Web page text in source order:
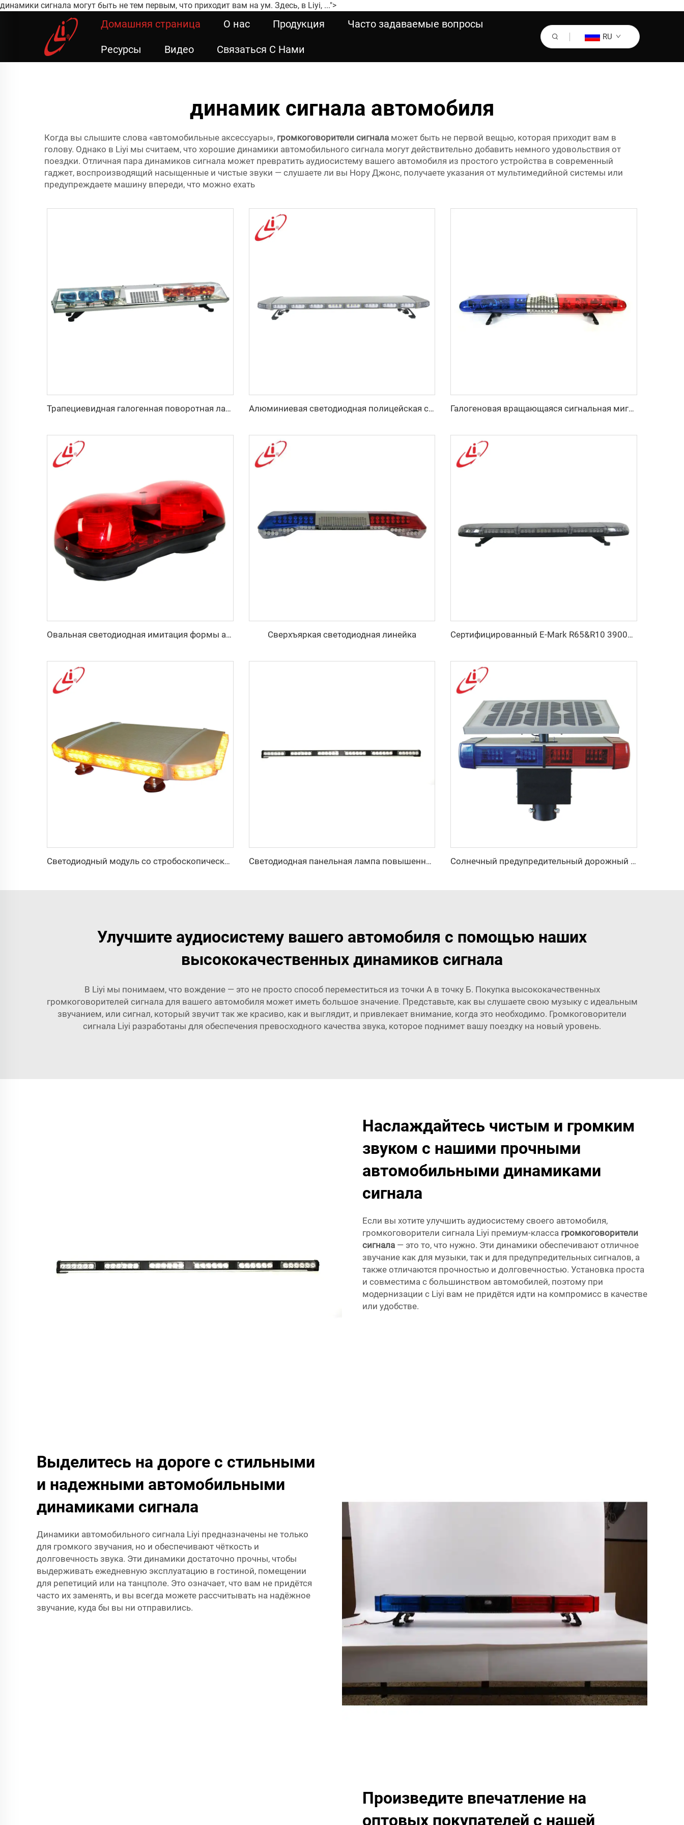
динамики сигнала могут быть не тем первым, что приходит вам на ум. Здесь, в Liyi, ...">
Домашняя страница О нас Продукция Часто задаваемые вопросы
Ресурсы Видео Связаться С Нами
RU
динамик сигнала автомобиля
Когда вы слышите слова «автомобильные аксессуары», громкоговорители сигнала может быть не первой вещью, которая приходит вам в
голову. Однако в Liyi мы считаем, что хорошие динамики автомобильного сигнала могут действительно добавить немного удовольствия от
поездки. Отличная пара динамиков сигнала может превратить аудиосистему вашего автомобиля из простого устройства в современный
гаджет, воспроизводящий насыщенные и чистые звуки — слушаете ли вы Нору Джонс, получаете указания от мультимедийной системы или
предупреждаете машину впереди, что можно ехать
Трапециевидная галогенная поворотная лампа, лампа-полоса из поликарбоната Алюминиевая светодиодная полицейская сигнальная планка из поликарбоната Галогеновая вращающаяся сигнальная мигалка для полиции
Овальная светодиодная имитация формы арахиса с отражением мини-световая панель Сверхъяркая светодиодная линейка Сертифицированный E-Mark R65&R10 39000 Световая полоса-мигалка
Светодиодный модуль со стробоскопическим сигналом в алюминиевом корпусе, мини-световой бар Светодиодная панельная лампа повышенной яркости с возможностью изменения цвета Солнечный предупредительный дорожный свет
Улучшите аудиосистему вашего автомобиля с помощью наших
высококачественных динамиков сигнала
В Liyi мы понимаем, что вождение — это не просто способ переместиться из точки А в точку Б. Покупка высококачественных
громкоговорителей сигнала для вашего автомобиля может иметь большое значение. Представьте, как вы слушаете свою музыку с идеальным
звучанием, или сигнал, который звучит так же красиво, как и выглядит, и привлекает внимание, когда это необходимо. Громкоговорители
сигнала Liyi разработаны для обеспечения превосходного качества звука, которое поднимет вашу поездку на новый уровень.
Наслаждайтесь чистым и громким
звуком с нашими прочными
автомобильными динамиками
сигнала
Если вы хотите улучшить аудиосистему своего автомобиля,
громкоговорители сигнала Liyi премиум-класса громкоговорители
сигнала — это то, что нужно. Эти динамики обеспечивают отличное
звучание как для музыки, так и для предупредительных сигналов, а
также отличаются прочностью и долговечностью. Установка проста
и совместима с большинством автомобилей, поэтому при
модернизации с Liyi вам не придётся идти на компромисс в качестве
или удобстве.
Выделитесь на дороге с стильными
и надежными автомобильными
динамиками сигнала
Динамики автомобильного сигнала Liyi предназначены не только
для громкого звучания, но и обеспечивают чёткость и
долговечность звука. Эти динамики достаточно прочны, чтобы
выдерживать ежедневную эксплуатацию в гостиной, помещении
для репетиций или на танцполе. Это означает, что вам не придётся
часто их заменять, и вы всегда можете рассчитывать на надёжное
звучание, куда бы вы ни отправились.
Произведите впечатление на
оптовых покупателей с нашей